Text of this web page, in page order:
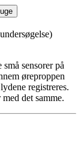
sensorer på
øreproppen
registreres.
det samme.